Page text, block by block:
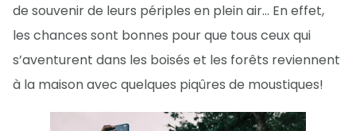
de souvenir de leurs périples en plein air… En effet,
les chances sont bonnes pour que tous ceux qui
s’aventurent dans les boisés et les forêts reviennent
à la maison avec quelques piqûres de moustiques!